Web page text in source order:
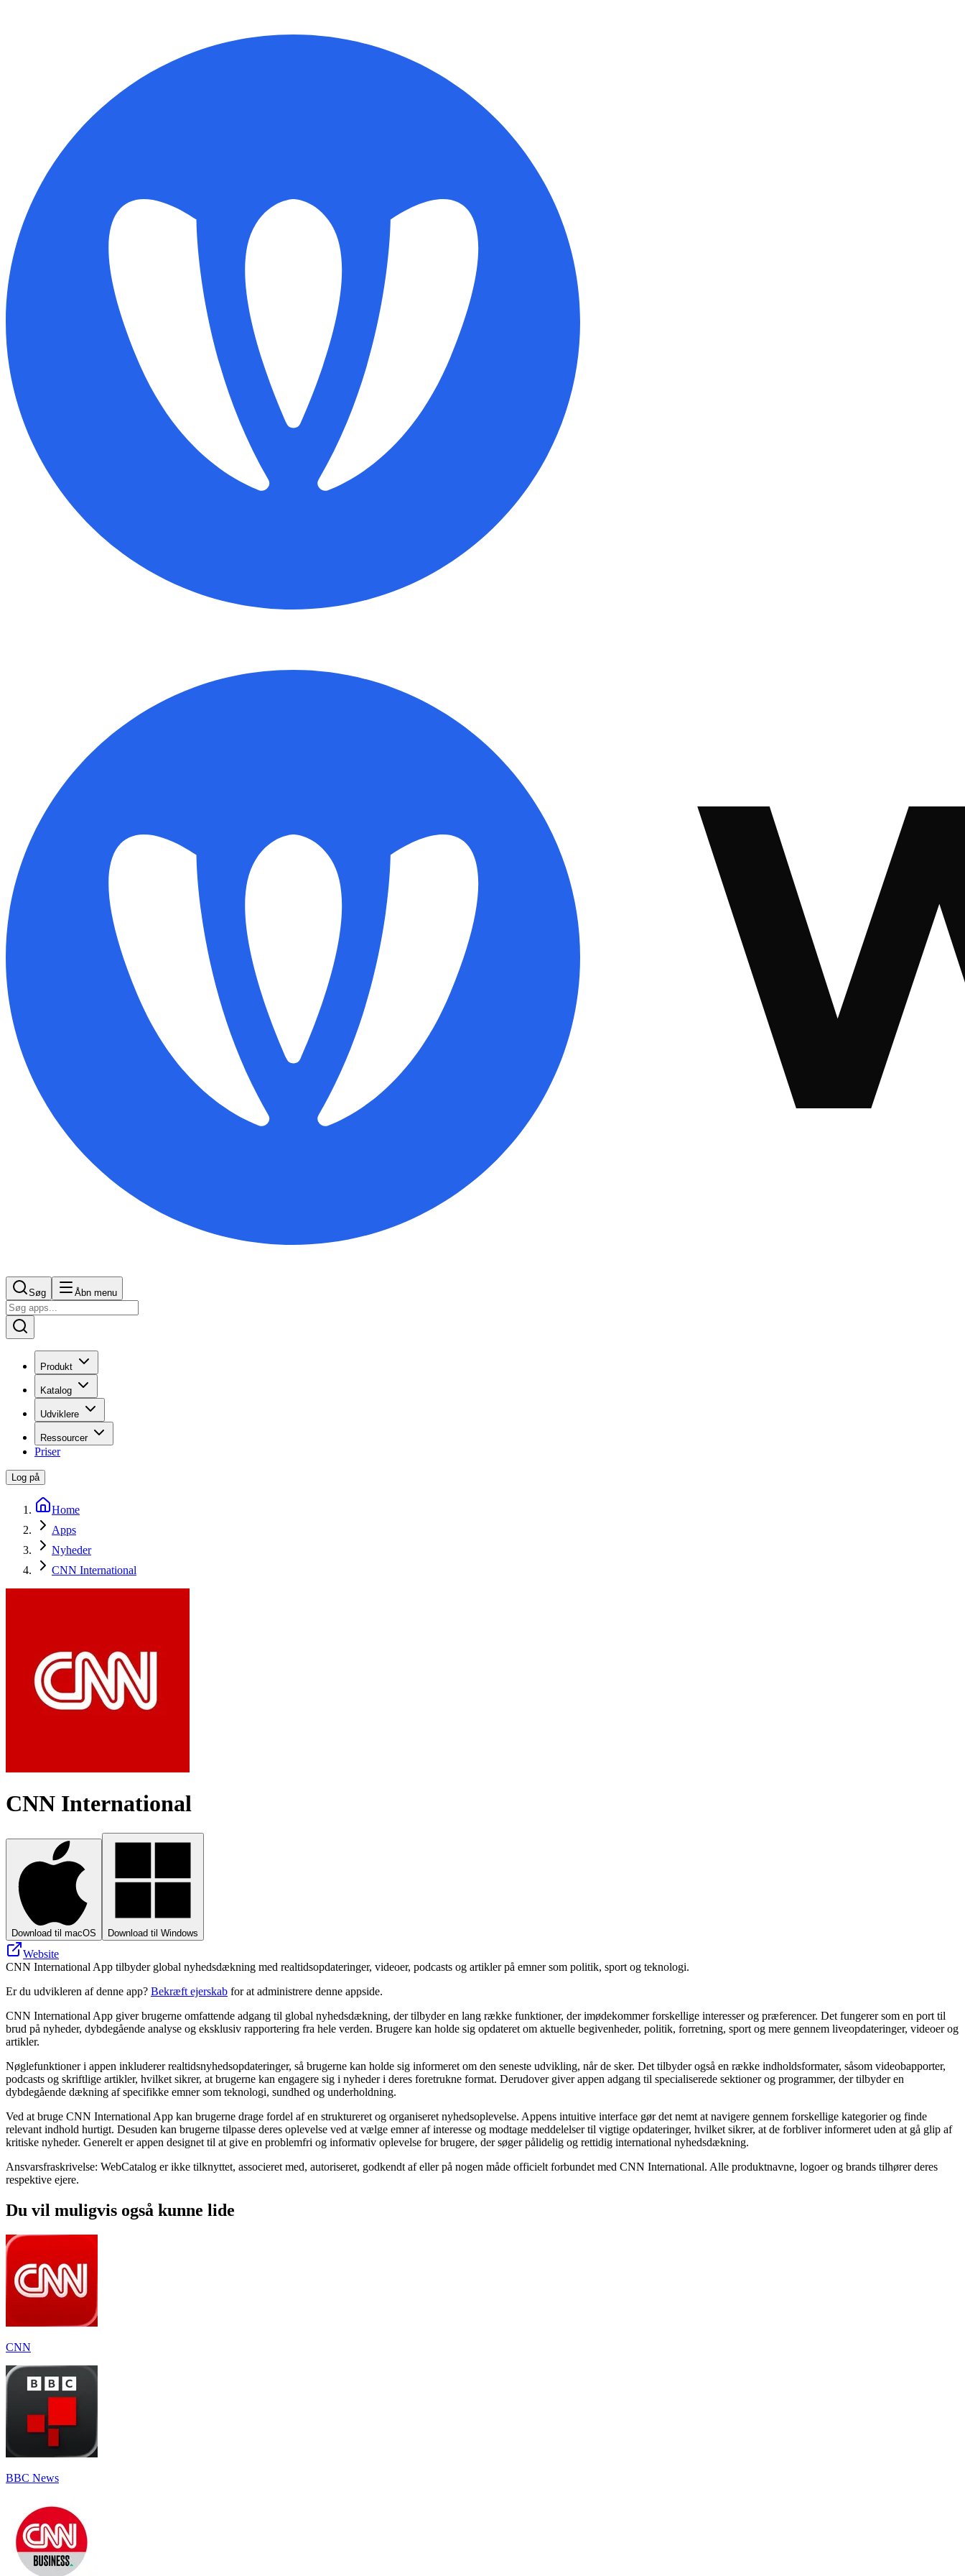
Søg Åbn menu
Produkt
Katalog
Udviklere
Ressourcer
Priser
Log på
Home
Apps
Nyheder
CNN International
CNN International
Download til macOS Download til Windows
Website
CNN International App tilbyder global nyhedsdækning med realtidsopdateringer, videoer, podcasts og artikler på emner som politik, sport og teknologi.
Er du udvikleren af denne app? Bekræft ejerskab for at administrere denne appside.
CNN International App giver brugerne omfattende adgang til global nyhedsdækning, der tilbyder en lang række funktioner, der imødekommer forskellige interesser og præferencer. Det fungerer som en port til
brud på nyheder, dybdegående analyse og eksklusiv rapportering fra hele verden. Brugere kan holde sig opdateret om aktuelle begivenheder, politik, forretning, sport og mere gennem liveopdateringer, videoer og
artikler.
Nøglefunktioner i appen inkluderer realtidsnyhedsopdateringer, så brugerne kan holde sig informeret om den seneste udvikling, når de sker. Det tilbyder også en række indholdsformater, såsom videobapporter,
podcasts og skriftlige artikler, hvilket sikrer, at brugerne kan engagere sig i nyheder i deres foretrukne format. Derudover giver appen adgang til specialiserede sektioner og programmer, der tilbyder en
dybdegående dækning af specifikke emner som teknologi, sundhed og underholdning.
Ved at bruge CNN International App kan brugerne drage fordel af en struktureret og organiseret nyhedsoplevelse. Appens intuitive interface gør det nemt at navigere gennem forskellige kategorier og finde
relevant indhold hurtigt. Desuden kan brugerne tilpasse deres oplevelse ved at vælge emner af interesse og modtage meddelelser til vigtige opdateringer, hvilket sikrer, at de forbliver informeret uden at gå glip af
kritiske nyheder. Generelt er appen designet til at give en problemfri og informativ oplevelse for brugere, der søger pålidelig og rettidig international nyhedsdækning.
Ansvarsfraskrivelse: WebCatalog er ikke tilknyttet, associeret med, autoriseret, godkendt af eller på nogen måde officielt forbundet med CNN International. Alle produktnavne, logoer og brands tilhører deres
respektive ejere.
Du vil muligvis også kunne lide
CNN
BBC News